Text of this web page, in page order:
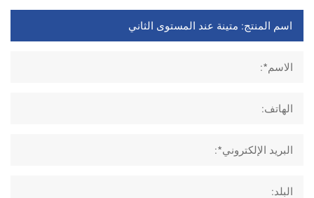
الاسم*:
الهاتف:
البريد الإلكتروني*:
البلد: